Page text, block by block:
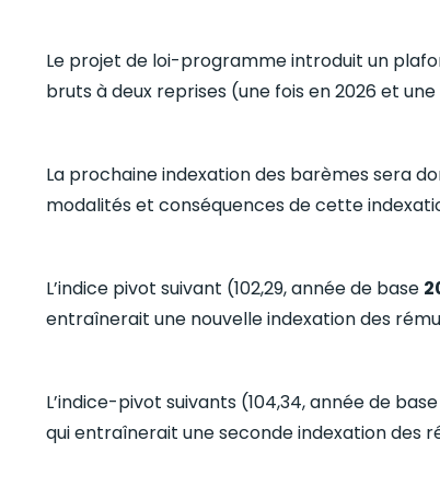
Le projet de loi-programme introduit un
bruts à deux reprises (une fois en 2026 et une
La prochaine indexation des barèmes sera
modalités et conséquences de cette
L’indice pivot suivant (102,29, année de base
entraînerait une nouvelle indexation des
L’indice-pivot suivants (104,34, année de base
qui entraînerait une seconde indexation des